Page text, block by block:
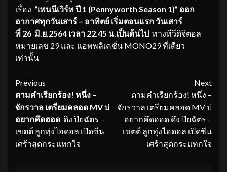
เรื่อง “เพนนีเวิร์ท ปี 1 (Pennyworth Season 1)” ออก
อากาศทุกวันเสาร์ – อาทิตย์ เริ่มตอนแรก วันเสาร์
ที่ 26 มิ.ย.2564 เวลา 22.45 น.เป็นต้นไป ทางทีวีดิจิตอล
หมายเลข 29 และ แอพพลิเคชั่น MONO29 ที่เดียว
เท่านั้น
Continue
Reading
Previous
ตามคำเรียกร้อง! หนึ่ง –
จักรวาล เตรียมคลอด MV บ่
อยากคึดฮอด ดึง ปิยฉัตร –
เขตต์ ลูกทุ่งไอดอล เปิดซีน
เศร้าสุดกระแทกใจ
Next
ตามคำเรียกร้อง! หนึ่ง –
จักรวาล เตรียมคลอด MV บ่
อยากคึดฮอด ดึง ปิยฉัตร –
เขตต์ ลูกทุ่งไอดอล เปิดซีน
เศร้าสุดกระแทกใจ